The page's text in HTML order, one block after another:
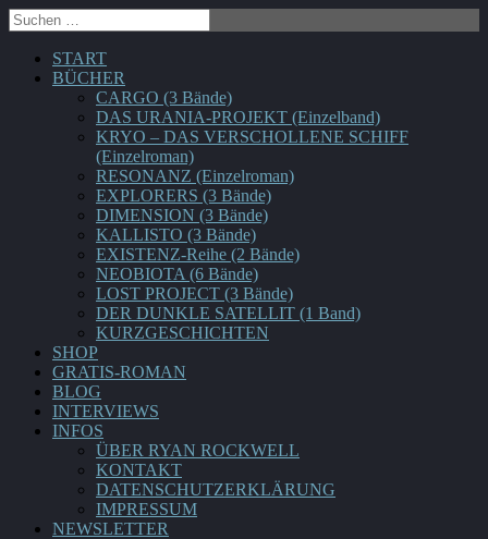
START
BÜCHER
CARGO (3 Bände)
DAS URANIA-PROJEKT (Einzelband)
KRYO – DAS VERSCHOLLENE SCHIFF
(Einzelroman)
RESONANZ (Einzelroman)
EXPLORERS (3 Bände)
DIMENSION (3 Bände)
KALLISTO (3 Bände)
EXISTENZ-Reihe (2 Bände)
NEOBIOTA (6 Bände)
LOST PROJECT (3 Bände)
DER DUNKLE SATELLIT (1 Band)
KURZGESCHICHTEN
SHOP
GRATIS-ROMAN
BLOG
INTERVIEWS
INFOS
ÜBER RYAN ROCKWELL
KONTAKT
DATENSCHUTZERKLÄRUNG
IMPRESSUM
NEWSLETTER